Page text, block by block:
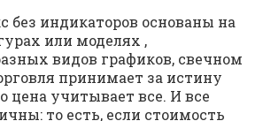
без индикаторов основаны на
или моделях ,
видов графиков, свечном
принимает за истину
цена учитывает все. И все
то есть, если стоимость